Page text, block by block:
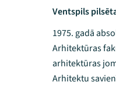
Ventspils
1975. gadā
Arhitektūras
arhitektūras
Arhitektu